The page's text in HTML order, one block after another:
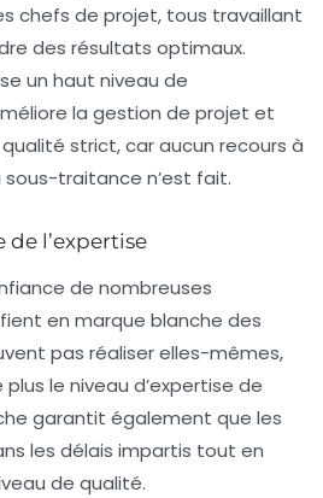
chefs de projet, tous travaillant
des résultats optimaux.
un haut niveau de
la gestion de projet et
strict, car aucun recours à
traitance n’est fait.
de l’expertise
de nombreuses
en marque blanche des
pas réaliser elles-mêmes,
le niveau d’expertise de
garantit également que les
les délais impartis tout en
de qualité.